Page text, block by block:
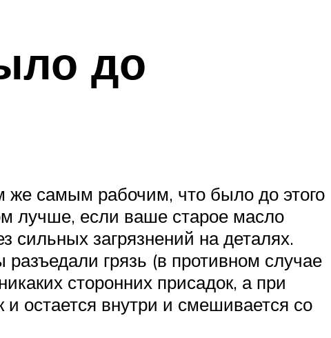
до
самым рабочим, что было до этого
лучше, если ваше старое масло
сильных загрязнений на деталях.
грязь (в противном случае
сторонних присадок, а при
остается внутри и смешивается со